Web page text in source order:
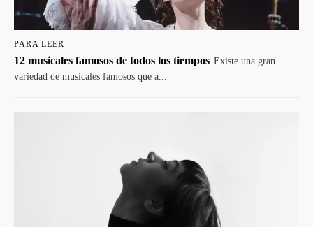
PARA LEER
12 musicales famosos de todos los tiempos Existe una gran
variedad de musicales famosos que a...